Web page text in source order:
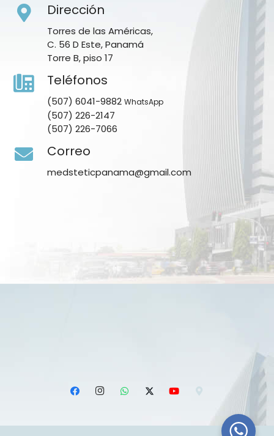
Dirección
Torres de las Américas,
C. 56 D Este, Panamá
Torre B, piso 17
Teléfonos
(507) 6041-9882 WhatsApp
(507) 226-2147
(507) 226-7066
Correo
medsteticpanama@gmail.com